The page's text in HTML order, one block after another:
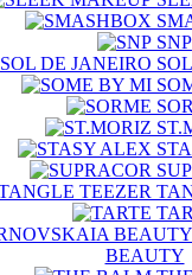
SNP
BEAUTY